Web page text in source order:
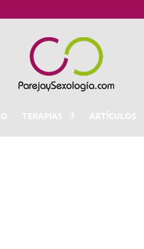
TERAPIAS ARTÍCULOS